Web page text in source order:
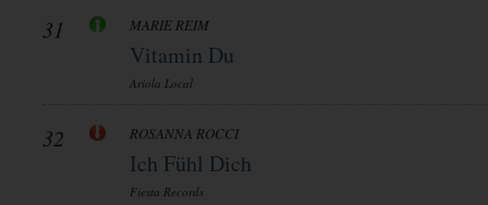
31 MARIE REIM
Vitamin Du
Ariola Local
32 ROSANNA ROCCI
Ich Fühl Dich
Fiesta Records